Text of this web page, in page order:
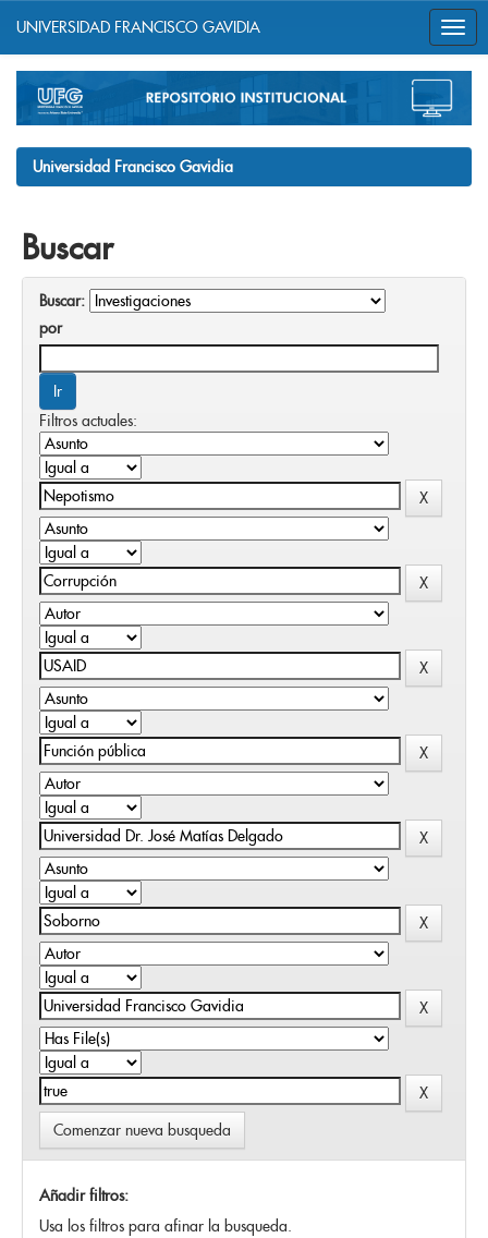
navigation
UNIVERSIDAD FRANCISCO GAVIDIA
Universidad Francisco Gavidia
Buscar
Buscar:
por
Filtros actuales:
Comenzar nueva busqueda
Añadir filtros:
Usa los filtros para afinar la busqueda.